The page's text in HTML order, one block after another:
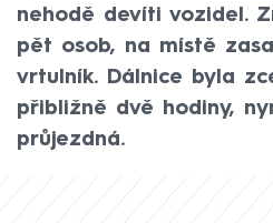
nehodě devíti vozidel.
pět osob, na místě
vrtulník. Dálnice byla
přibližně dvě hodiny,
průjezdná.